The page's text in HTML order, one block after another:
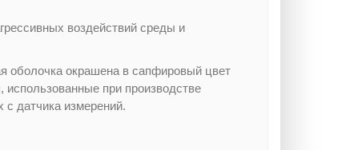
воздействий среды и
оболочка окрашена в сапфировый цвет
при производстве
с датчика измерений.